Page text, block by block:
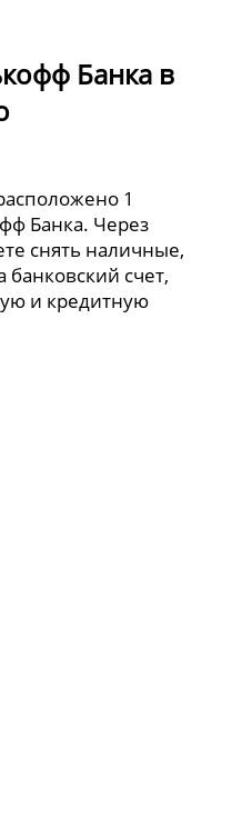
Банка в
1
Банка. Через
снять наличные,
счет,
и кредитную